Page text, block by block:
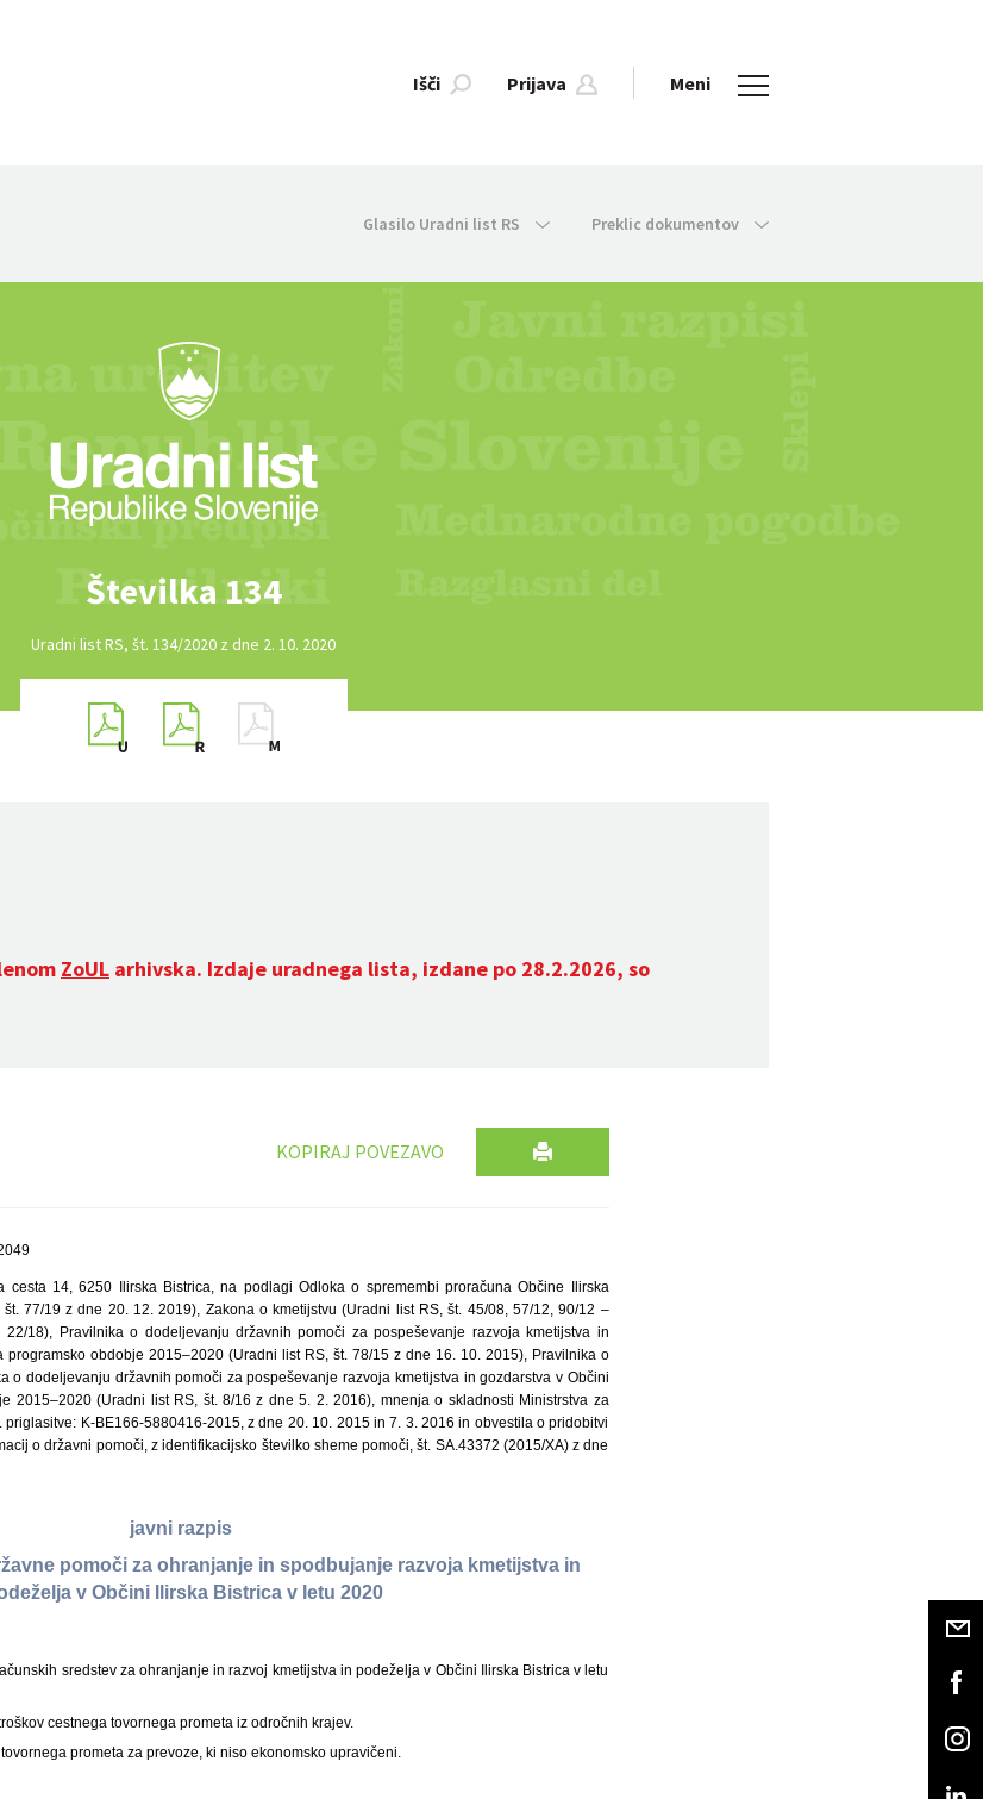
Išči Prijava Meni
Glasilo Uradni list RS Preklic dokumentov
Številka 134
Uradni list RS, št. 134/2020 z dne 2. 10. 2020
ZoUL arhivska. Izdaje uradnega lista, izdane po 28.2.2026, so
KOPIRAJ POVEZAVO
cesta 14, 6250 Ilirska Bistrica, na podlagi Odloka o spremembi proračuna Občine Ilirska
77/19 z dne 20. 12. 2019), Zakona o kmetijstvu (Uradni list RS, št. 45/08, 57/12, 90/12 –
22/18), Pravilnika o dodeljevanju državnih pomoči za pospeševanje razvoja kmetijstva in
programsko obdobje 2015–2020 (Uradni list RS, št. 78/15 z dne 16. 10. 2015), Pravilnika o
o dodeljevanju državnih pomoči za pospeševanje razvoja kmetijstva in gozdarstva v Občini
2015–2020 (Uradni list RS, št. 8/16 z dne 5. 2. 2016), mnenja o skladnosti Ministrstva za
priglasitve: K-BE166-5880416-2015, z dne 20. 10. 2015 in 7. 3. 2016 in obvestila o pridobitvi
o državni pomoči, z identifikacijsko številko sheme pomoči, št. SA.43372 (2015/XA) z dne
javni razpis
pomoči za ohranjanje in spodbujanje razvoja kmetijstva in
v Občini Ilirska Bistrica v letu 2020
sredstev za ohranjanje in razvoj kmetijstva in podeželja v Občini Ilirska Bistrica v letu
cestnega tovornega prometa iz odročnih krajev.
prometa za prevoze, ki niso ekonomsko upravičeni.